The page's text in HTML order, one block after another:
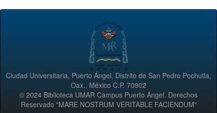
Ciudad Universitaria, Puerto Ángel, Distrito de San Pedro Pochutla,
Oax., México C.P. 70902
© 2024 Biblioteca UMAR Campus Puerto Ángel. Derechos
Reservado "MARE NOSTRUM VERITABLE FACIENDUM"